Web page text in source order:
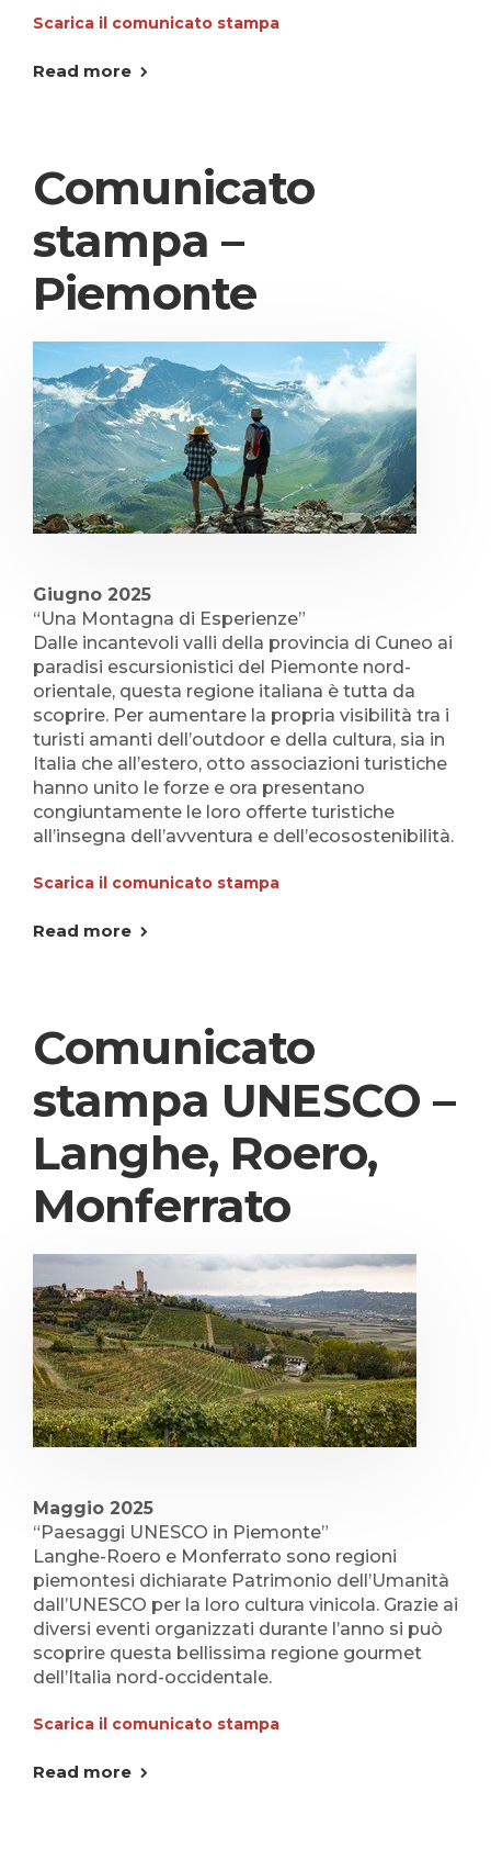
Scarica il comunicato stampa
Read more
Comunicato
stampa –
Piemonte
Giugno 2025
“Una Montagna di Esperienze”
Dalle incantevoli valli della provincia di Cuneo ai
paradisi escursionistici del Piemonte nord-
orientale, questa regione italiana è tutta da
scoprire. Per aumentare la propria visibilità tra i
turisti amanti dell’outdoor e della cultura, sia in
Italia che all’estero, otto associazioni turistiche
hanno unito le forze e ora presentano
congiuntamente le loro offerte turistiche
all’insegna dell’avventura e dell’ecosostenibilità.
Scarica il comunicato stampa
Read more
Comunicato
stampa UNESCO –
Langhe, Roero,
Monferrato
Maggio 2025
“Paesaggi UNESCO in Piemonte”
Langhe-Roero e Monferrato sono regioni
piemontesi dichiarate Patrimonio dell’Umanità
dall’UNESCO per la loro cultura vinicola. Grazie ai
diversi eventi organizzati durante l’anno si può
scoprire questa bellissima regione gourmet
dell’Italia nord-occidentale.
Scarica il comunicato stampa
Read more